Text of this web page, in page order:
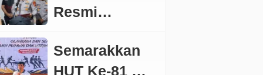
Resmi
Tersangka
Semarakkan
HUT Ke-81 RI,